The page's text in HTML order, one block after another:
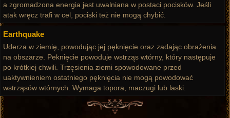
a zgromadzona energia jest uwalniana w postaci pocisków. Jeśli
atak wręcz trafi w cel, pociski też nie mogą chybić.
Earthquake
Uderza w ziemię, powodując jej pęknięcie oraz zadając obrażenia
na obszarze. Peknięcie powoduje wstrząs wtórny, który następuje
po krótkiej chwili. Trzęsienia ziemi spowodowane przed
uaktywnieniem ostatniego pęknięcia nie mogą powodować
wstrząsów wtórnych. Wymaga topora, maczugi lub laski.